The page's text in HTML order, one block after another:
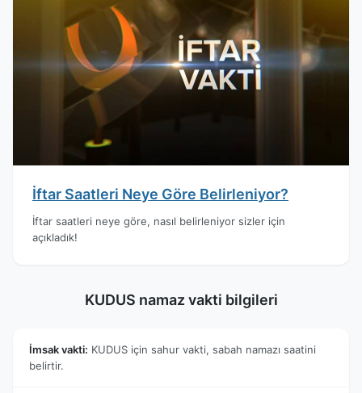
İftar Saatleri Neye Göre Belirleniyor?
İftar saatleri neye göre, nasıl belirleniyor sizler için
açıkladık!
KUDUS namaz vakti bilgileri
İmsak vakti: KUDUS için sahur vakti, sabah namazı saatini
belirtir.